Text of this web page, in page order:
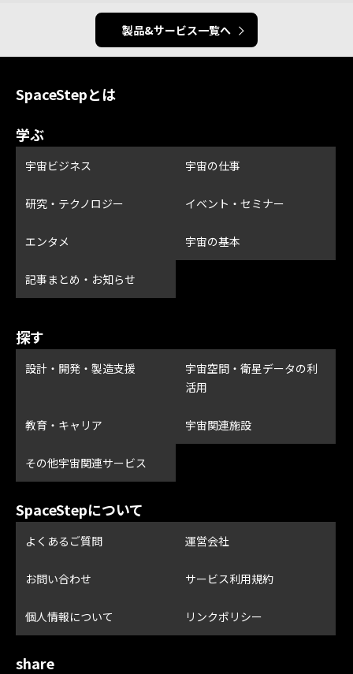
製品&サービス一覧へ
SpaceStepとは
学ぶ
宇宙ビジネス 宇宙の仕事
研究・テクノロジー イベント・セミナー
エンタメ 宇宙の基本
記事まとめ・お知らせ
探す
設計・開発・製造支援
宇宙空間・衛星データの利
活用
教育・キャリア 宇宙関連施設
その他宇宙関連サービス
SpaceStepについて
よくあるご質問 運営会社
お問い合わせ サービス利用規約
個人情報について リンクポリシー
share